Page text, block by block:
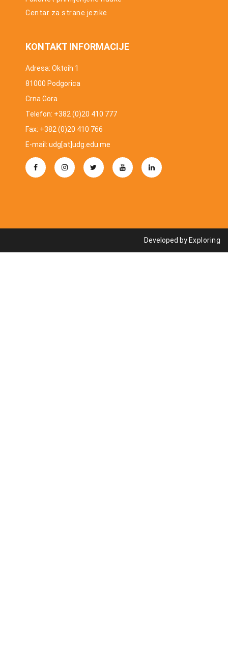
Centar za strane jezike
KONTAKT INFORMACIJE
Adresa: Oktoih 1
81000 Podgorica
Crna Gora
Telefon: +382 (0)20 410 777
Fax: +382 (0)20 410 766
E-mail: udg[at]udg.edu.me
Developed by Exploring